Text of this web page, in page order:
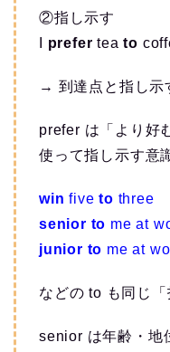
②指し示す
prefer teato
→ 到達点と指し示
prefer は「より好
使って指し示す意
win fiveto three
senior to me at
junior to me at
などの to も同じ「
senior は年齢・地